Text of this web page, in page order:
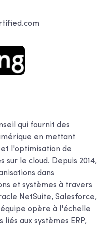
qui fournit des
en mettant
l'optimisation de
sur le cloud. Depuis 2014,
dans
et systèmes à travers
NetSuite, Salesforce,
opère à l'échelle
aux systèmes ERP,